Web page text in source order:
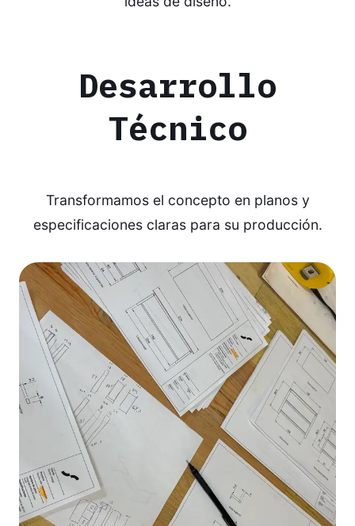
Desarrollo
Técnico
Transformamos el concepto en planos y
especificaciones claras para su producción.